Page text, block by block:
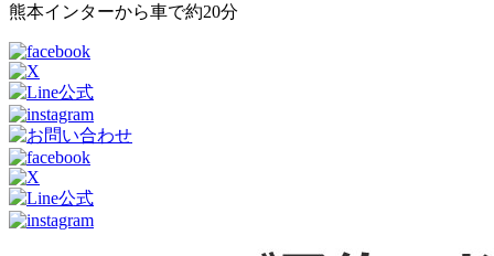
熊本インターから車で約20分